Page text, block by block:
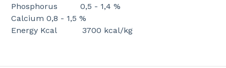
Phosphorus 0,5 - 1,4 %
Calcium 0,8 - 1,5 %
Energy Kcal 3700 kcal/kg